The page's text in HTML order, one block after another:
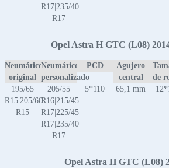
R17|235/40
R17
Opel Astra H GTC (L08)
Neumático
original
Neumático
personalizado
PCD
Agujero
central
de
195/65
R15|205/60
R15
205/55
R16|215/45
R17|225/45
R17|235/40
R17
5*110 65,1 mm
Opel Astra H GTC (L08)